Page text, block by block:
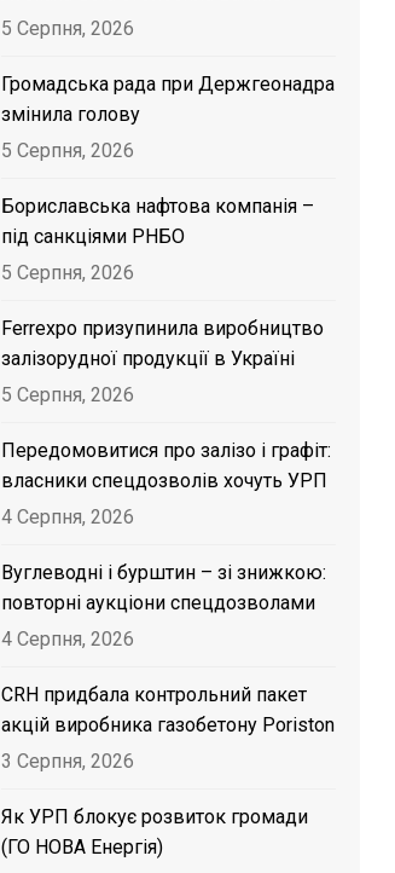
5 Серпня, 2026
Громадська рада при Держгеонадра
змінила голову
5 Серпня, 2026
Бориславська нафтова компанія –
під санкціями РНБО
5 Серпня, 2026
Ferrexpo призупинила виробництво
залізорудної продукції в Україні
5 Серпня, 2026
Передомовитися про залізо і графіт:
власники спецдозволів хочуть УРП
4 Серпня, 2026
Вуглеводні і бурштин – зі знижкою:
повторні аукціони спецдозволами
4 Серпня, 2026
CRH придбала контрольний пакет
акцій виробника газобетону Poriston
3 Серпня, 2026
Як УРП блокує розвиток громади
(ГО НОВА Енергія)